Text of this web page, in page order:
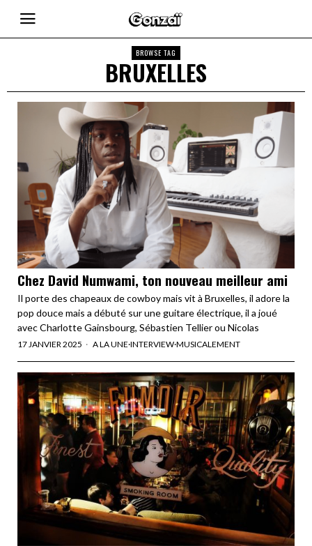
BROWSE TAG
BRUXELLES
Chez David Numwami, ton nouveau meilleur ami
Il porte des chapeaux de cowboy mais vit à Bruxelles, il adore la
pop douce mais a débuté sur une guitare électrique, il a joué
avec Charlotte Gainsbourg, Sébastien Tellier ou Nicolas
17 JANVIER 2025 A LA UNE·INTERVIEW·MUSICALEMENT